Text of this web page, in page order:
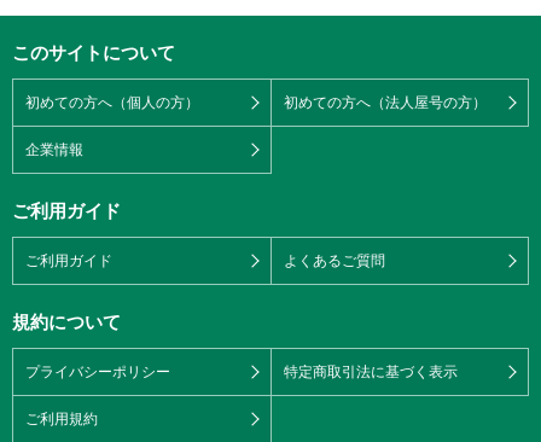
このサイトについて
初めての方へ（個人の方） 初めての方へ（法人屋号の方）
企業情報
ご利用ガイド
ご利用ガイド よくあるご質問
規約について
プライバシーポリシー 特定商取引法に基づく表示
ご利用規約